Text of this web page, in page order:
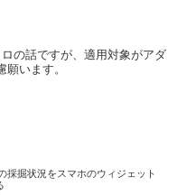
の話ですが、適用対象がアダ
います。
採掘状況をスマホのウィジェット